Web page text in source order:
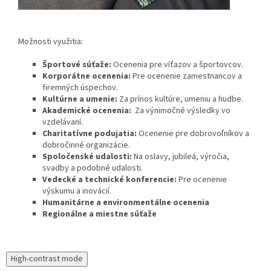
Možnosti využitia:
Športové súťaže: Ocenenia pre víťazov a športovcov.
Korporátne ocenenia: Pre ocenenie zamestnancov a
firemných úspechov.
Kultúrne a umenie: Za prínos kultúre, umeniu a hudbe.
Akademické ocenenia: Za výnimočné výsledky vo
vzdelávaní.
Charitatívne podujatia: Ocenenie pre dobrovoľníkov a
dobročinné organizácie.
Spoločenské udalosti: Na oslavy, jubileá, výročia,
svadby a podobné udalosti.
Vedecké a technické konferencie: Pre ocenenie
výskumu a inovácií.
Humanitárne a environmentálne ocenenia
Regionálne a miestne súťaže
High-contrast mode